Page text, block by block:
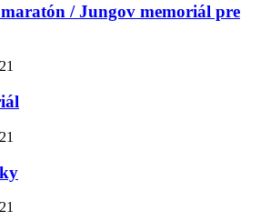
/ Jungov memoriál pre